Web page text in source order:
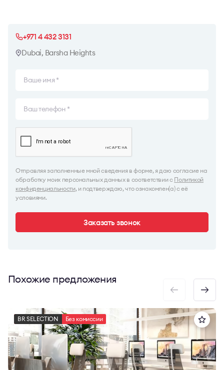
+971 4 432 3131
Dubai, Barsha Heights
Отправляя заполненные мной сведения в форме, я даю согласие на
обработку моих персональных данных в соответствии с Политикой
конфиденциальности, и подтверждаю, что ознакомлен(а) с её
условиями.
Заказать звонок
Похожие предложения
BR SELECTION Без комиссии